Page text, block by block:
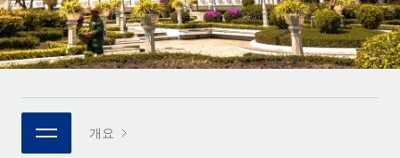
플랫폼
팀을 위한 통합된 핵심 HR 기능
엔터프라이즈
대기업을 위한 글로벌 HR
전략적 기술 파트너
플랫폼에 글로벌 HR을 유연하게 통합
HR 용어집
체크리스트 및 템플릿
웨비나
이벤트
Italiano
Português (Portugal)
한국어
개요